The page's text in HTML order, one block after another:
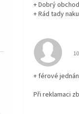
+ Dobrý obchod
+ Rád tady
+ férové
Při reklamaci